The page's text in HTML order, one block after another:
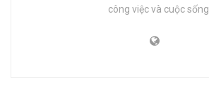
công việc và cuộc sống